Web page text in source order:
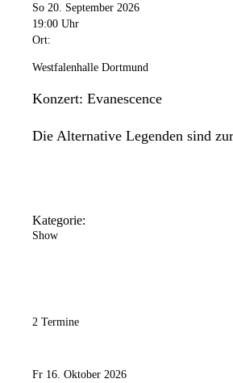
So 20. September 2026
19:00 Uhr
Ort:
Westfalenhalle Dortmund
Konzert: Evanescence
Die Alternative Legenden sind
Kategorie:
Show
2 Termine
Fr 16. Oktober 2026